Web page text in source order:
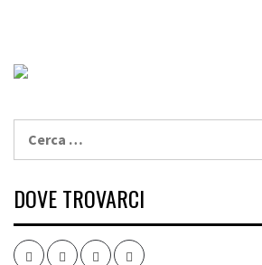
DOVE TROVARCI
FacebookTwitter InstagramYoutube